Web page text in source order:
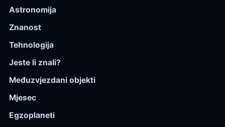
Astronomija
Znanost
Tehnologija
Jeste li znali?
Međuzvjezdani objekti
Mjesec
Egzoplaneti